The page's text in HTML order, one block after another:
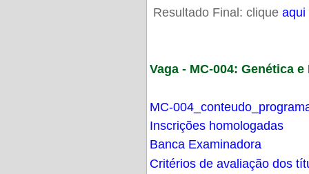
Resultado Final: clique aqui
Vaga - MC-004: Genética
MC-
Inscrições homologadas
Banca Examinadora
Critérios de avaliação dos